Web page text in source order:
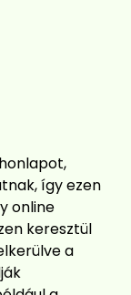
így ezen
online
keresztül
a